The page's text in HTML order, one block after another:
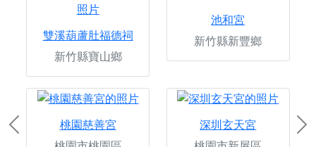
雙溪葫蘆肚福德祠
新竹縣寶山鄉
池和宮
新竹縣新豐鄉
桃園慈善宮
深圳玄天宮
Previous